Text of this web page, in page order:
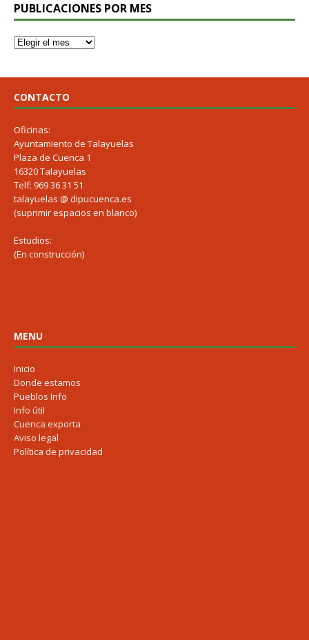
PUBLICACIONES POR MES
CONTACTO
Oficinas:
Ayuntamiento de Talayuelas
Plaza de Cuenca 1
16320 Talayuelas
Telf: 969 36 31 51
talayuelas @ dipucuenca.es
(suprimir espacios en blanco)
Estudios:
(En construcción)
MENU
Inicio
Donde estamos
Pueblos Info
Info útil
Cuenca exporta
Aviso legal
Política de privacidad